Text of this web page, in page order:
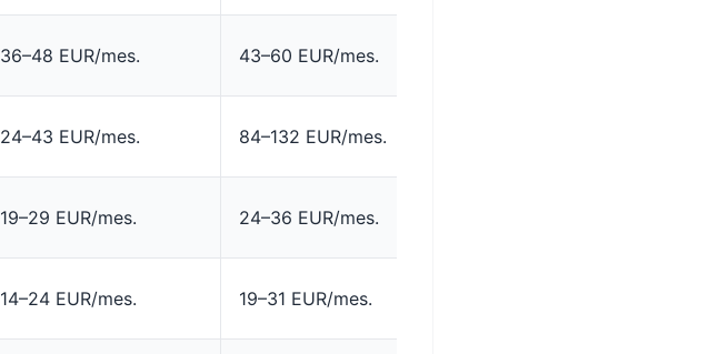
36–48 EUR/mes. 43–60 EUR/mes.
24–43 EUR/mes. 84–132 EUR/mes.
19–29 EUR/mes. 24–36 EUR/mes.
14–24 EUR/mes. 19–31 EUR/mes.